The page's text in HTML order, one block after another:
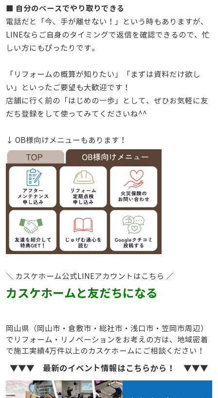
■ 自分のペースでやり取りできる
電話だと「今、手が離せない！」という時もありますが、
LINEならご自身のタイミングで返信を確認できるので、忙
しい方にもぴったりです。
「リフォームの概算が知りたい」「まずは資料だけ欲し
い」といったご要望も大歓迎です！
店舗に行く前の「はじめの一歩」として、ぜひお気軽に友
だち登録をして使ってみてくださいね^^
↓ OB様向けメニューもあります！
＼ カスケホーム公式LINEアカウントはこちら ／
カスケホームと友だちになる
岡山県（岡山市・倉敷市・総社市・浅口市・笠岡市周辺）
でリフォーム・リノベーションをお考えの方は、地域密着
で施工実績4万件以上のカスケホームにご相談ください！
▼▼▼ 最新のイベント情報はこちらから！ ▼▼▼